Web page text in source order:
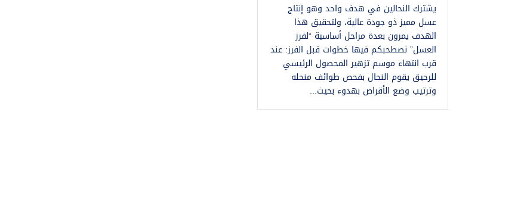
يشترك النحالين في هدف واحد وهو إنتاج
عسل مميز ذو جودة عالية، ولتحقيق هذا
الهدف يمرون بعدة مراحل أساسية “لفرز
العسل” نصطحبكم فيها خطوات قبل الفرز: عند
قرب انتهاء موسم تزهير المحصول الرئيسي
للرحيق يقوم النحال بفحص طوائف منحله
وترتيب وضع الأقراص بهدوء بحيث...